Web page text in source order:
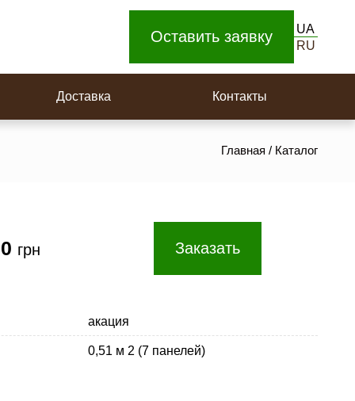
Оставить заявку
UA
RU
Доставка Контакты
Площадки на поворотную лестницу
Главная / Каталог
грн Заказать
акация
0,51 м 2 (7 панелей)